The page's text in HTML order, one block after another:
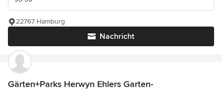
Nachricht
22767 Hamburg
Gärten+Parks Herwyn Ehlers Garten-